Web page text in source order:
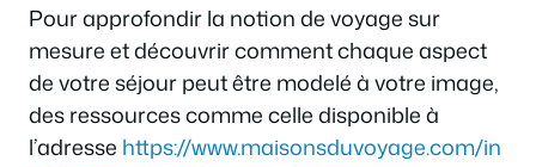
Pour approfondir la notion de voyage sur
mesure et découvrir comment chaque aspect
de votre séjour peut être modelé à votre image,
des ressources comme celle disponible à
l’adresse https://www.maisonsduvoyage.com/in